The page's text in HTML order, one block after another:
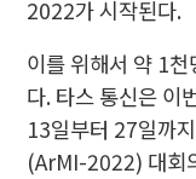
2022가 시작된다.
이를 위해서 약 1
다. 타스 통신은 이
13일부터 27일까
(ArMI-2022) 대회